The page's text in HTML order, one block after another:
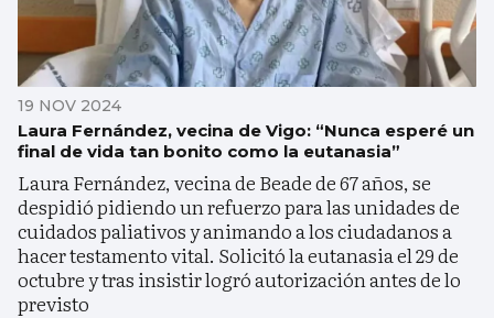
19 NOV 2024
Laura Fernández, vecina de Vigo: “Nunca esperé un
final de vida tan bonito como la eutanasia”
Laura Fernández, vecina de Beade de 67 años, se
despidió pidiendo un refuerzo para las unidades de
cuidados paliativos y animando a los ciudadanos a
hacer testamento vital. Solicitó la eutanasia el 29 de
octubre y tras insistir logró autorización antes de lo
previsto